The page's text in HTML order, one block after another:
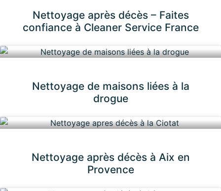
Nettoyage après décès – Faites
confiance à Cleaner Service France
Nettoyage de maisons liées à la
drogue
Nettoyage après décès à Aix en
Provence